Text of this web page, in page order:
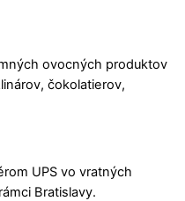
ovocných produktov
čokolatierov,
UPS vo vratných
Bratislavy.